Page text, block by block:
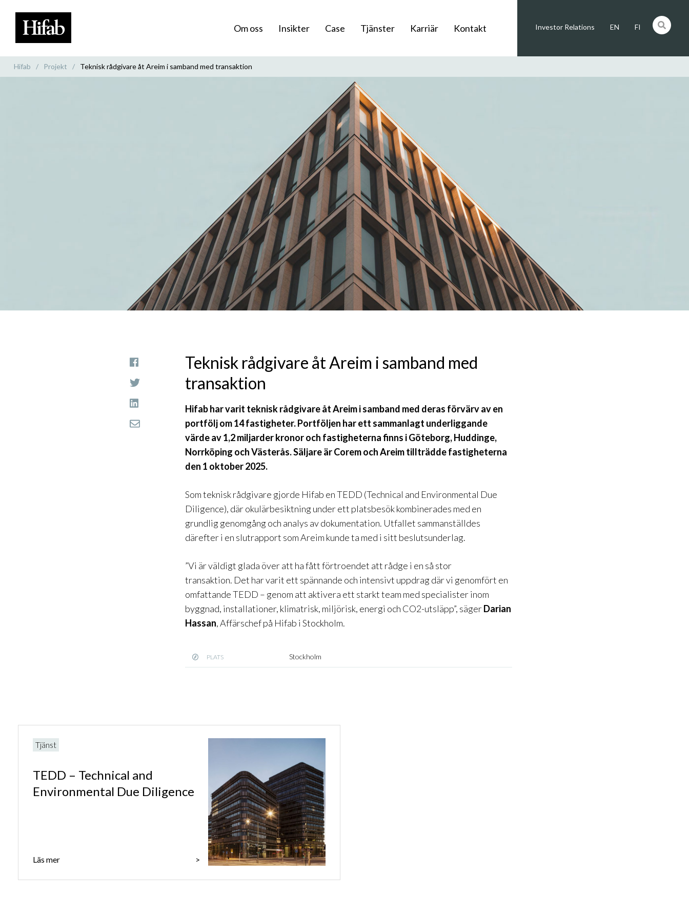
Om oss Insikter Case Tjänster Karriär Kontakt Investor Relations EN FI
Hifab / Projekt / Teknisk rådgivare åt Areim i samband med transaktion
Teknisk rådgivare åt Areim i samband med
transaktion
Hifab har varit teknisk rådgivare åt Areim i samband med deras förvärv av en
portfölj om 14 fastigheter. Portföljen har ett sammanlagt underliggande
värde av 1,2 miljarder kronor och fastigheterna finns i Göteborg, Huddinge,
Norrköping och Västerås. Säljare är Corem och Areim tillträdde fastigheterna
den 1 oktober 2025.
Som teknisk rådgivare gjorde Hifab en TEDD (Technical and Environmental Due
Diligence), där okulärbesiktning under ett platsbesök kombinerades med en
grundlig genomgång och analys av dokumentation. Utfallet sammanställdes
därefter i en slutrapport som Areim kunde ta med i sitt beslutsunderlag.
”Vi är väldigt glada över att ha fått förtroendet att rådge i en så stor
transaktion. Det har varit ett spännande och intensivt uppdrag där vi genomfört en
omfattande TEDD – genom att aktivera ett starkt team med specialister inom
byggnad, installationer, klimatrisk, miljörisk, energi och CO2-utsläpp”, sägerDarian
Hassan, Affärschef på Hifab i Stockholm.
PLATS Stockholm
Tjänst
TEDD – Technical and
Environmental Due Diligence
Läs mer >